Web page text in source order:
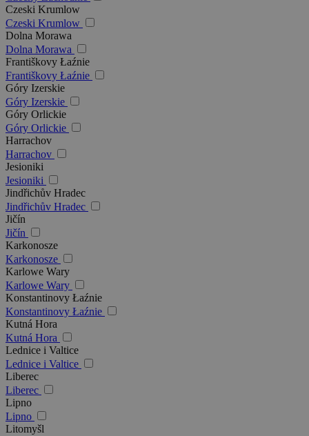
Czeski Krumlow
Czeski Krumlow
Dolna Morawa
Dolna Morawa
Františkovy Łaźnie
Františkovy Łaźnie
Góry Izerskie
Góry Izerskie
Góry Orlickie
Góry Orlickie
Harrachov
Harrachov
Jesioniki
Jesioniki
Jindřichův Hradec
Jindřichův Hradec
Jičín
Jičín
Karkonosze
Karkonosze
Karlowe Wary
Karlowe Wary
Konstantinovy Łaźnie
Konstantinovy Łaźnie
Kutná Hora
Kutná Hora
Lednice i Valtice
Lednice i Valtice
Liberec
Liberec
Lipno
Lipno
Litomyšl